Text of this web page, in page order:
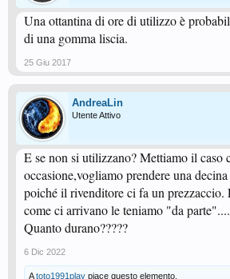
Una ottantina di ore di utilizzo è
di una gomma liscia.
25 Giu 2017
AndreaLin
Utente Attivo
E se non si utilizzano? Mettiamo il caso
occasione,vogliamo prendere una
poiché il rivenditore ci fa un prezzaccio.
come ci arrivano le teniamo "da
Quanto durano?????
6 Dic 2022
Atoto1991play piace questo elemento.